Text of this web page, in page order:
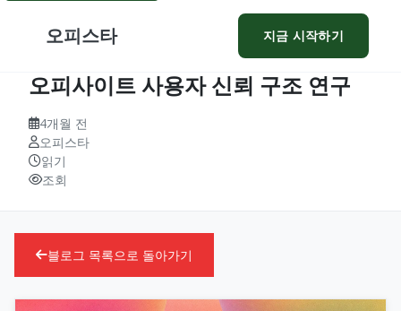
오피스타 지금 시작하기
오피사이트 사용자 신뢰 구조 연구
4개월 전
오피스타
읽기
조회
블로그 목록으로 돌아가기